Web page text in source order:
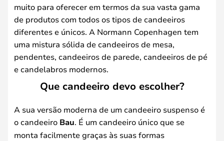
muito para oferecer em termos da sua vasta gama
de produtos com todos os tipos de candeeiros
diferentes e únicos. A Normann Copenhagen tem
uma mistura sólida de candeeiros de mesa,
pendentes, candeeiros de parede, candeeiros de pé
e candelabros modernos.
Que candeeiro devo escolher?
A sua versão moderna de um candeeiro suspenso é
o candeeiro Bau. É um candeeiro único que se
monta facilmente graças às suas formas